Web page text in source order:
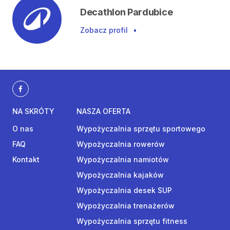
Decathlon Pardubice
Zobacz profil •
NA SKRÓTY
O nas
FAQ
Kontakt
NASZA OFERTA
Wypożyczalnia sprzętu sportowego
Wypożyczalnia rowerów
Wypożyczalnia namiotów
Wypożyczalnia kajaków
Wypożyczalnia desek SUP
Wypożyczalnia trenażerów
Wypożyczalnia sprzętu fitness